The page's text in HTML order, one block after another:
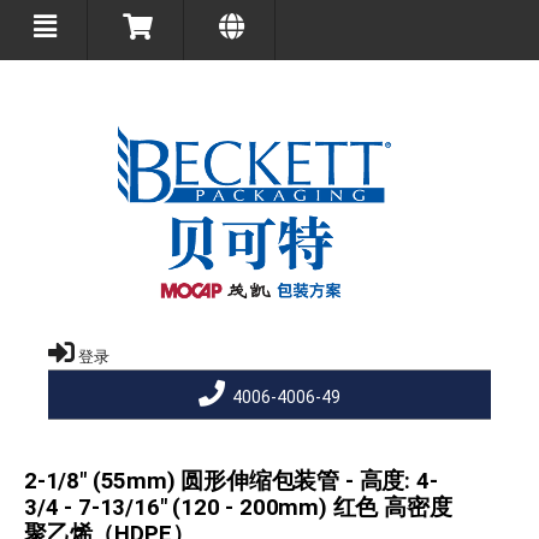
登录
4006-4006-49
2-1/8" (55mm) 圆形伸缩包装管 - 高度: 4-
3/4 - 7-13/16" (120 - 200mm) 红色 高密度